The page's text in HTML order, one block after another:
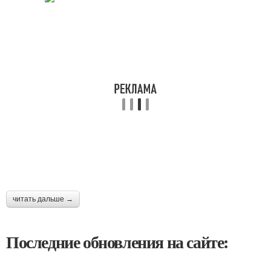
читать дальше →
Последние обновления на сайте: